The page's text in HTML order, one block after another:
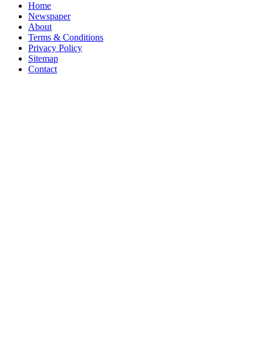
Home
Newspaper
About
Terms & Conditions
Privacy Policy
Sitemap
Contact